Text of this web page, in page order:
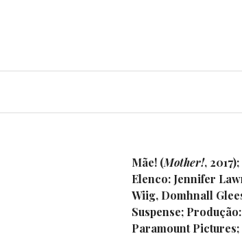
Mãe! (Mother!, 2017);
Elenco: Jennifer
Wiig, Domhnall
Suspense; Produção:
Paramount Pictures;